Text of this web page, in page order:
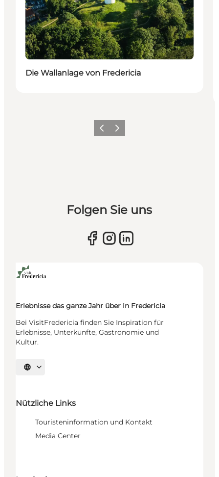
Die Wallanlage von Fredericia
Vorherige Folie
Nächste Folie
Folgen Sie uns
Erlebnisse das ganze Jahr über in Fredericia
Bei VisitFredericia finden Sie Inspiration für
Erlebnisse, Unterkünfte, Gastronomie und
Kultur.
Sprache auswählen
Nützliche Links
Touristeninformation und Kontakt
Media Center